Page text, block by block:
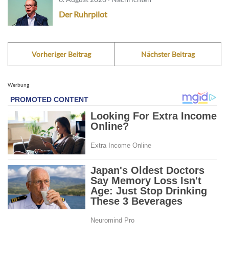
Der Ruhrpilot
Vorheriger Beitrag Nächster Beitrag
Werbung